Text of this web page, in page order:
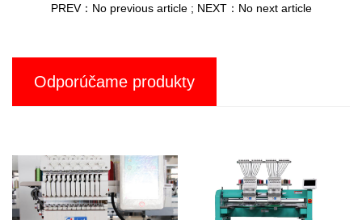
PREV：No previous article; NEXT：No next article
Odporúčame produkty